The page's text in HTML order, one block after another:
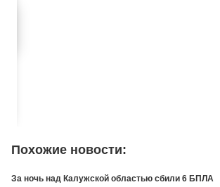
Похожие новости:
За ночь над Калужской областью сбили 6 БПЛА